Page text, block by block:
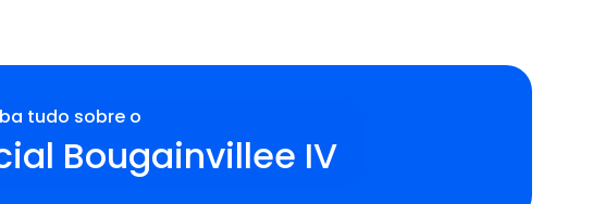
tudo sobre o
Bougainvillee IV